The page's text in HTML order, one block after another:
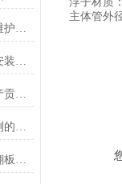
顶装磁翻板与侧装磁翻板的安装维护须知
高度液位罐测量磁翻板液位计的安装技巧
防爆磁翻板液位计为工业安全生产贡献着一份力量
侧装磁翻板液位计：工业液位监测的可靠之选
藏锋于壁，精准于芯——侧装磁翻板液位计的匠心守护
主体管外